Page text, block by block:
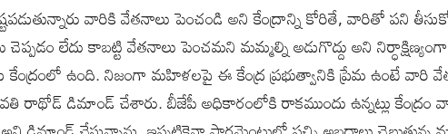
వారికి వేతనాలు పెంచండి అని కేంద్రాన్ని కోరితే, వారితో పని
లేదు కాబట్టి వేతనాలు పెంచమని మమ్మల్ని అడుగొద్దు అని
కేంద్రంలో ఉంది. నిజంగా మహిళలపై ఈ కేంద్ర ప్రభుత్వానికి ప్రేమ ఉంటే వారి
రాథోడ్ డిమాండ్ చేశారు. బీజేపీ అధికారంలోకి రాకముందు ఉన్నట్లు కేంద్రం